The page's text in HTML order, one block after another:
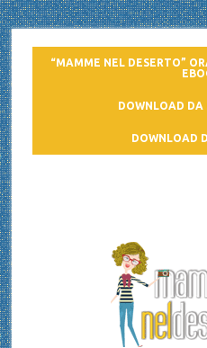
“MAMME NEL DESERTO”
DOWNLOAD DA
DOWNLOAD